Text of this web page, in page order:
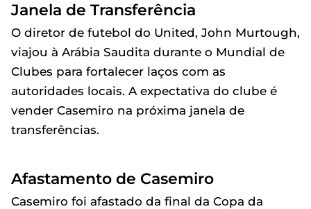
Janela de Transferência
O diretor de futebol do United, John Murtough,
viajou à Arábia Saudita durante o Mundial de
Clubes para fortalecer laços com as
autoridades locais. A expectativa do clube é
vender Casemiro na próxima janela de
transferências.
Afastamento de Casemiro
Casemiro foi afastado da final da Copa da